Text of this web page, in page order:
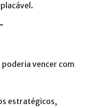
vencer com
estratégicos,